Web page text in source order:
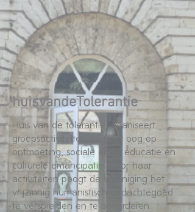
huisvandeTolerantie
Huis van de tolerantie organiseert
groepsactiviteiten met het oog op
ontmoeting, sociale actie, educatie en
culturele emancipatie. Door haar
activiteiten poogt de vereniging het
vrijzinnig humanistisch gedachtegoed
te verspreiden en te bevorderen.